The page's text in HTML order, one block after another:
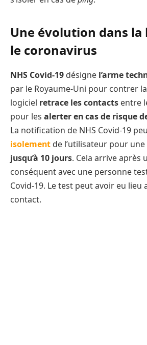
Une évolution dans
le coronavirus
NHS Covid-19 désigne l’arme
par le Royaume-Uni pour contrer
logiciel retrace les contacts entre
pour les alerter en cas de risque
La notification de NHS Covid-19
isolement de l’utilisateur pour
jusqu’à 10 jours. Cela arrive après
conséquent avec une personne
Covid-19. Le test peut avoir eu lieu
contact.